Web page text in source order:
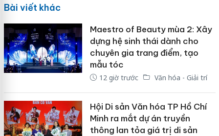
Bài viết khác
Maestro of Beauty mùa 2: Xây
dựng hệ sinh thái dành cho
chuyên gia trang điểm, tạo
mẫu tóc
12 giờ trước Văn hóa - Giải trí
Hội Di sản Văn hóa TP Hồ Chí
Minh ra mắt dự án truyền
thông lan tỏa giá trị di sản